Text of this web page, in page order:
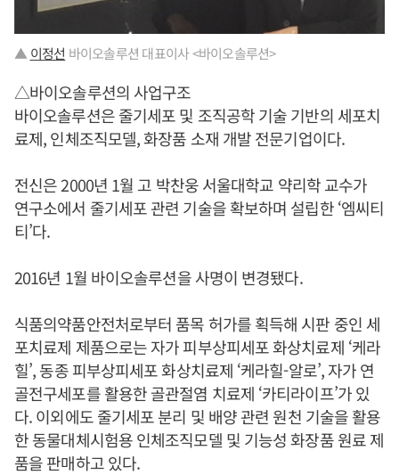
▲ 이정선 바이오솔루션 대표이사 <바이오솔루션>
△바이오솔루션의 사업구조
바이오솔루션은 줄기세포 및 조직공학 기술 기반의 세포치
료제, 인체조직모델, 화장품 소재 개발 전문기업이다.
전신은 2000년 1월 고 박찬웅 서울대학교 약리학 교수가
연구소에서 줄기세포 관련 기술을 확보하며 설립한 ‘엠씨티
티’다.
2016년 1월 바이오솔루션을 사명이 변경됐다.
식품의약품안전처로부터 품목 허가를 획득해 시판 중인 세
포치료제 제품으로는 자가 피부상피세포 화상치료제 ‘케라
힐’, 동종 피부상피세포 화상치료제 ‘케라힐-알로’, 자가 연
골전구세포를 활용한 골관절염 치료제 ‘카티라이프’가 있
다. 이외에도 줄기세포 분리 및 배양 관련 원천 기술을 활용
한 동물대체시험용 인체조직모델 및 기능성 화장품 원료 제
품을 판매하고 있다.